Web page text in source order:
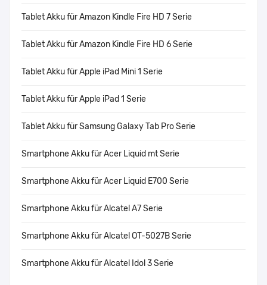
Tablet Akku für Amazon Kindle Fire HD 7 Serie
Tablet Akku für Amazon Kindle Fire HD 6 Serie
Tablet Akku für Apple iPad Mini 1 Serie
Tablet Akku für Apple iPad 1 Serie
Tablet Akku für Samsung Galaxy Tab Pro Serie
Smartphone Akku für Acer Liquid mt Serie
Smartphone Akku für Acer Liquid E700 Serie
Smartphone Akku für Alcatel A7 Serie
Smartphone Akku für Alcatel OT-5027B Serie
Smartphone Akku für Alcatel Idol 3 Serie